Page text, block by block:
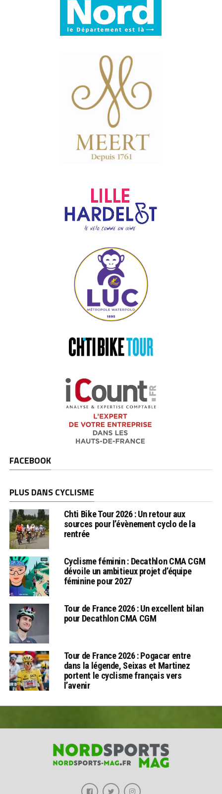
FACEBOOK
PLUS DANS CYCLISME
Chti Bike Tour 2026 : Un retour aux
sources pour l’évènement cyclo de la
rentrée
Cyclisme féminin : Decathlon CMA CGM
dévoile un ambitieux projet d’équipe
féminine pour 2027
Tour de France 2026 : Un excellent bilan
pour Decathlon CMA CGM
Tour de France 2026 : Pogacar entre
dans la légende, Seixas et Martinez
portent le cyclisme français vers
l’avenir